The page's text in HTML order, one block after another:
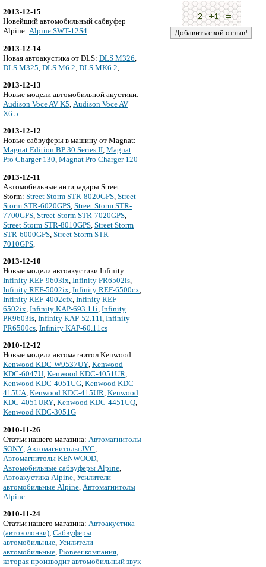
2013-12-15
Новейший автомобильный сабвуфер
Alpine: Alpine SWT-12S4
2013-12-14
Новая автоакустика от DLS: DLS M326
DLS M325 DLS M6.2 DLS MK6.2
2013-12-13
Новые модели автомобильной акустики:
Audison Voce AV K5, Audison Voce AV
X6.5
2013-12-12
Новые сабвуферы в машину от Magnat:
Magnat Edition BP 30 Series II, Magnat
Pro Charger 130, Magnat Pro Charger 120
2013-12-11
Автомобильные антирадары Street
Storm: Street Storm STR-8020GPS Street
Storm STR-6020GPS Street Storm STR-
7700GPS Street Storm STR-7020GPS
Street Storm STR-8010GPS Street Storm
STR-6000GPS Street Storm STR-
7010GPS
2013-12-10
Новые модели автоакустики Infinity:
Infinity REF-9603ix, Infinity PR6502is,
Infinity REF-5002ix, Infinity REF-6500cx,
Infinity REF-4002cfx, Infinity REF-
6502ix, Infinity KAP-693.11i, Infinity
PR9603is, Infinity KAP-52.11i, Infinity
PR6500cs, Infinity KAP-60.11cs
2010-12-12
Новые модели автомагнитол Kenwood:
Kenwood KDC-W9537UY, Kenwood
KDC-6047U, Kenwood KDC-4051UR,
Kenwood KDC-4051UG, Kenwood KDC-
415UA, Kenwood KDC-415UR, Kenwood
KDC-4051URY, Kenwood KDC-4451UQ,
Kenwood KDC-3051G
2010-11-26
Cтатьи нашего магазина: Автомагнитолы
SONY Автомагнитолы JVC
Автомагнитолы KENWOOD
Автомобильные сабвуферы Alpine
Автоакустика Alpine Усилители
автомобильные Alpine Автомагнитолы
Alpine
2010-11-24
Cтатьи нашего магазина: Автоакустика
(автоколонки), Сабвуферы
автомобильные, Усилители
автомобильные, Pioneer компания,
которая производит автомобильный звук